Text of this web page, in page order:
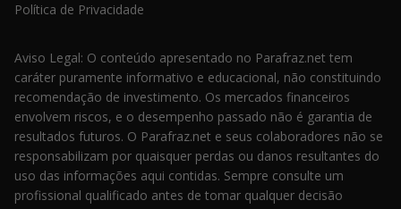
Política de Privacidade
Aviso Legal: O conteúdo apresentado no Parafraz.net tem
caráter puramente informativo e educacional, não constituindo
recomendação de investimento. Os mercados financeiros
envolvem riscos, e o desempenho passado não é garantia de
resultados futuros. O Parafraz.net e seus colaboradores não se
responsabilizam por quaisquer perdas ou danos resultantes do
uso das informações aqui contidas. Sempre consulte um
profissional qualificado antes de tomar qualquer decisão